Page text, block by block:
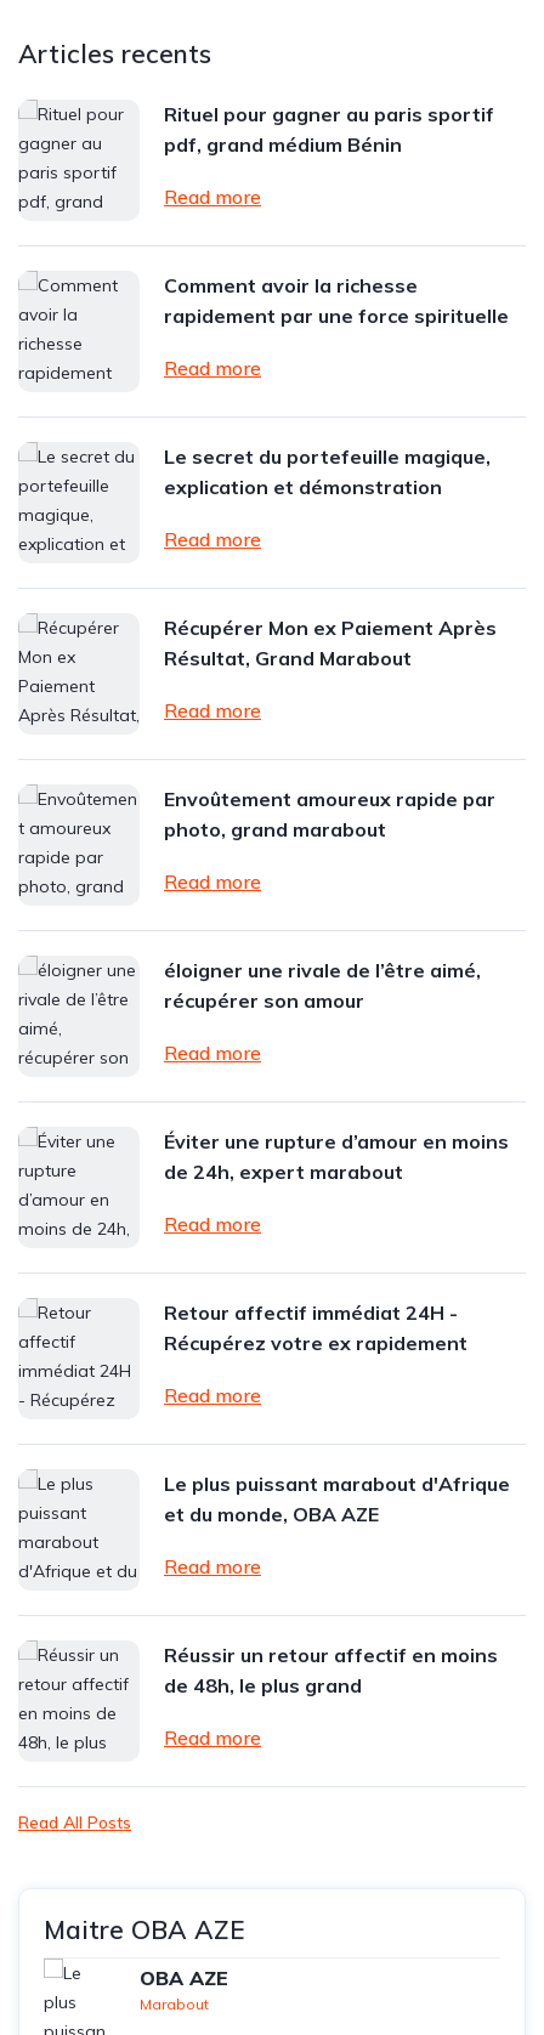
Articles recents
Rituel pour gagner au paris sportif
pdf, grand médium Bénin
Read more
Comment avoir la richesse
rapidement par une force spirituelle
Read more
Le secret du portefeuille magique,
explication et démonstration
Read more
Récupérer Mon ex Paiement Après
Résultat, Grand Marabout
Read more
Envoûtement amoureux rapide par
photo, grand marabout
Read more
éloigner une rivale de l’être aimé,
récupérer son amour
Read more
Éviter une rupture d’amour en moins
de 24h, expert marabout
Read more
Retour affectif immédiat 24H -
Récupérez votre ex rapidement
Read more
Le plus puissant marabout d'Afrique
et du monde, OBA AZE
Read more
Réussir un retour affectif en moins
de 48h, le plus grand
Read more
Read All Posts
Maitre OBA AZE
OBA AZE
Marabout